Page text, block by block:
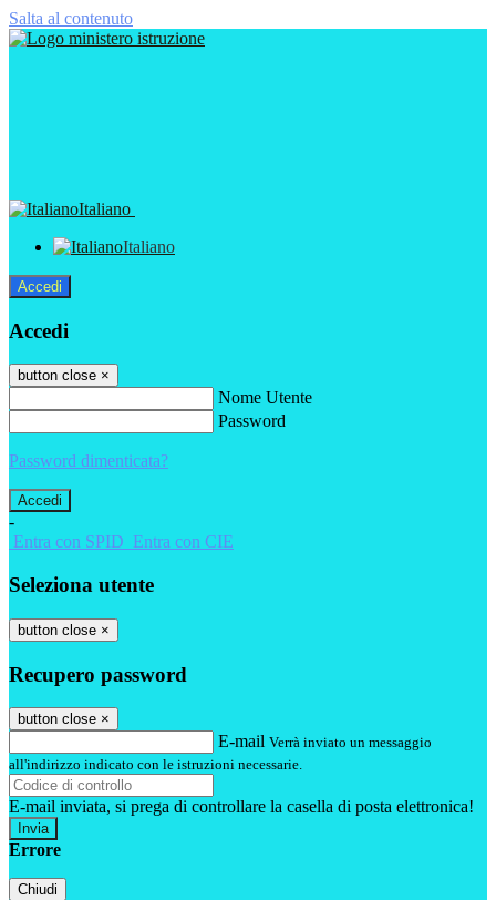
Salta al contenuto
Italiano
Italiano
Accedi
Accedi
button close ×
Nome Utente
Password
Password dimenticata?
-
Entra con SPID Entra con CIE
Seleziona utente
button close ×
Recupero password
button close ×
E-mail Verrà inviato un messaggio
all'indirizzo indicato con le istruzioni necessarie.
E-mail inviata, si prega di controllare la casella di posta elettronica!
Errore
Chiudi